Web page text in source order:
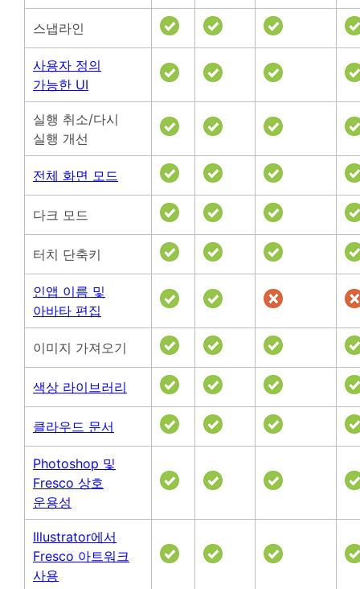
스냅라인
사용자 정의
가능한 UI
실행 취소/다시
실행 개선
전체 화면 모드
다크 모드
터치 단축키
인앱 이름 및
아바타 편집
이미지 가져오기
색상 라이브러리
클라우드 문서
Photoshop 및
Fresco 상호
운용성
Illustrator에서
Fresco 아트워크
사용